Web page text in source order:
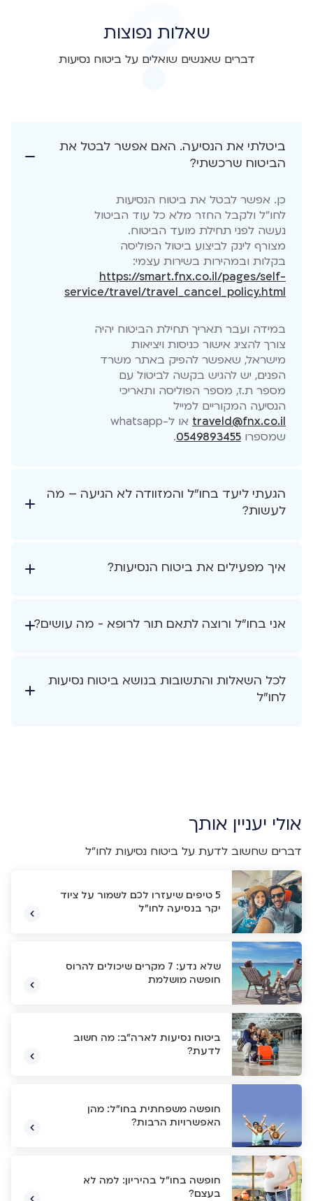
שאלות נפוצות
דברים שאנשים שואלים על ביטוח נסיעות
ביטלתי את הנסיעה. האם אפשר לבטל את
הביטוח שרכשתי?
כן. אפשר לבטל את ביטוח הנסיעות
לחו"ל ולקבל החזר מלא כל עוד הביטול
נעשה לפני תחילת מועד הביטוח.
מצורף לינק לביצוע ביטול הפוליסה
בקלות ובמהירות בשירות עצמי:
https://smart.fnx.co.il/pages/self-
service/travel/travel_cancel_policy.html
במידה ועבר תאריך תחילת הביטוח יהיה
צורך להציג אישור כניסות ויציאות
מישראל, שאפשר להפיק באתר משרד
הפנים, יש להגיש בקשה לביטול עם
מספר ת.ז, מספר הפוליסה ותאריכי
הנסיעה המקוריים למייל
traveld@fnx.co.il
או ל-whatsapp
שמספרו 0549893455
.
הגעתי ליעד בחו"ל והמזוודה לא הגיעה – מה
לעשות?
איך מפעילים את ביטוח הנסיעות?
אני בחו"ל ורוצה לתאם תור לרופא - מה עושים?
לכל השאלות והתשובות בנושא ביטוח נסיעות
לחו"ל
אולי יעניין אותך
דברים שחשוב לדעת על ביטוח נסיעות לחו"ל
5 טיפים שיעזרו לכם לשמור על ציוד
יקר בנסיעה לחו"ל
שלא נדע: 7 מקרים שיכולים להרוס
חופשה מושלמת
ביטוח נסיעות לארה"ב: מה חשוב
לדעת?
חופשה משפחתית בחו"ל: מהן
האפשרויות הרבות?
חופשה בחו"ל בהיריון: למה לא
בעצם?